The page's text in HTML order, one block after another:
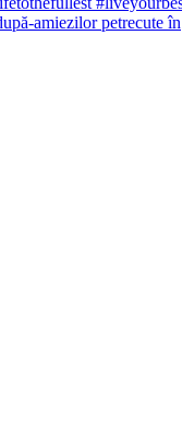
amiezilor petrecute în